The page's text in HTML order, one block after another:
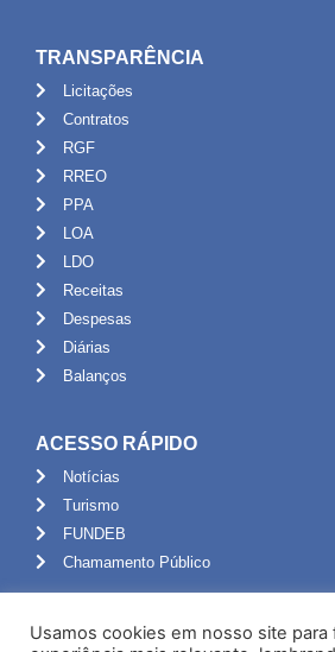
TRANSPARÊNCIA
Licitações
Contratos
RGF
RREO
PPA
LOA
LDO
Receitas
Despesas
Diárias
Balanços
ACESSO RÁPIDO
Notícias
Turismo
FUNDEB
Chamamento Público
Usamos cookies em nosso site para